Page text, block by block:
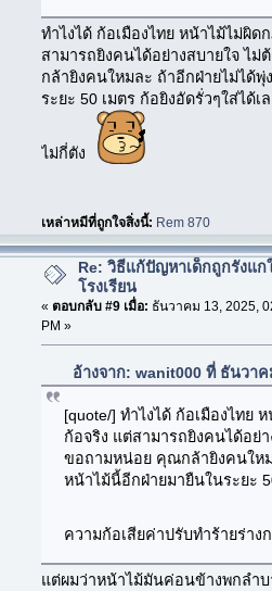
ทำไงได้ ก้อเมืองไทย หน้าไม้ไม่ผิ
สามารถยิงคนได้อย่างสบายใจ ไ
กล้ายิงคนใหมละ ถ้าอีกฝ่ายไม่ได้
ระยะ 50 เมตร ก้อยิงอัดรั่วๆใส่ได้
ไม่กี่ตัง
เหล่าหมีที่ถูกใจสิ่งนี้: Rem 870
Re: วิธีแก้ปัญหาเด็กถูกรังแก
โรงเรียน
« ตอบกลับ #9 เมื่อ: ธันวาคม 13, 2025,
PM »
อ้างจาก: wanit000 ที่ ธันวาค
[quote/] ทำไงได้ ก้อเมืองไทย
ก้อจริง แต่สามารถยิงคนได้อย่
ขอถามหน่อย คุณกล้ายิงคนใหม
หน้าไม้นี้อีกฝ่ายมายืนในระยะ
ความก้อเสียค่าปรับทำร้ายร่า
แต่ผมว่าหน้าไม้มันค่อนข้างพกลำ